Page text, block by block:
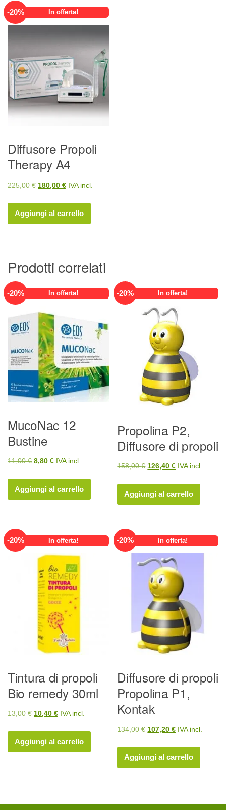
-20% In offerta!
Diffusore Propoli
Therapy A4
225,00€ Il
originale
era:
180,00 €Il
attuale
è:
IVA incl.
Aggiungi al carrello
Prodotti correlati
-20% In offerta!
MucoNac 12
Bustine
11,00€ Il
originale
era:
8,80 €Il
attuale
è:
IVA incl.
Aggiungi al carrello
-20% In offerta!
Propolina P2,
Diffusore di propoli
158,00€ Il
originale
era:
126,40€Il
attuale
è:
IVA incl.
Aggiungi al carrello
-20% In offerta!
Tintura di propoli
Bio remedy 30ml
13,00€ Il
originale
era:
10,40 €Il
attuale
è:
IVA incl.
Aggiungi al carrello
-20% In offerta!
Diffusore di propoli
Propolina P1,
Kontak
134,00€ Il
originale
era:
107,20€Il
attuale
è:
IVA incl.
Aggiungi al carrello